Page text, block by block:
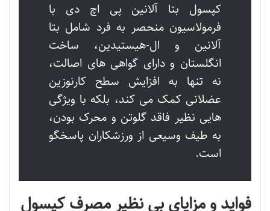
کپسول بتا آلانین پی اچ دی با
فرمولاسیون منحصر به فرد شامل بتا
آلانین و ال-هیستیدین، ساخت
انگلستان و دارای گواهی های اصالت،
نه تنها به افزایش سطح کارنوزین
عضلانی کمک می کند، بلکه با ویژگی
هایی نظیر فاقد گلوتن و محرک بودن،
به طیف وسیعی از ورزشکاران پاسخگو
است.
فواید و مزایای بی نظیر مصرف کپسول